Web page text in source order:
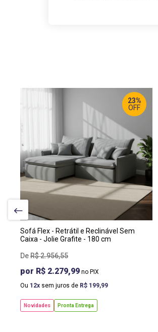
LARGURA
180 CM
PROF:
110 CM
Sofá Flex - Retrátil e Reclinável Sem
Caixa - Jolie Grafite - 180 cm
R$2.956,55
R$ 2.279,99
Ou 12 sem juros de R$ 199,99
Novidades Pronta Entrega
23%
OFF